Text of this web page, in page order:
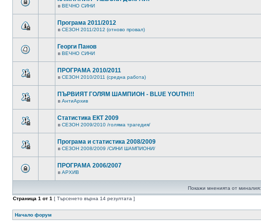
в ВЕЧНО СИНИ
Програма 2011/2012
в СЕЗОН 2011/2012 (отново провал)
Георги Панов
в ВЕЧНО СИНИ
ПРОГРАМА 2010/2011
в СЕЗОН 2010/2011 (средна работа)
ПЪРВИЯТ ГОЛЯМ ШАМПИОН - BLUE YOUTH!!!
в АнтиАрхив
Статистика ЕКТ 2009
в СЕЗОН 2009/2010 /голяма трагедия/
Програма и статистика 2008/2009
в СЕЗОН 2008/2009 /СИНИ ШАМПИОНИ/
ПРОГРАМА 2006/2007
в АРХИВ
Покажи мненията от миналия:
Страница 1 от 1 [ Търсенето върна 14 резултата ]
Начало форум